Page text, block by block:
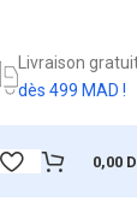
Livraison
dès 499 MAD !
0,00